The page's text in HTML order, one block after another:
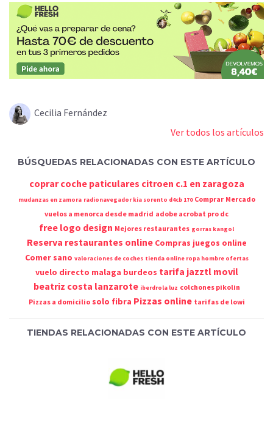
Cecilia Fernández
Ver todos los artículos
BÚSQUEDAS RELACIONADAS CON ESTE ARTÍCULO
coprar coche paticulares citroen c.1 en zaragoza
mudanzas en zamora radionavegador kia sorento d4cb 170 Comprar Mercado
vuelos a menorca desde madrid adobe acrobat pro dc
free logo design Mejores restaurantes gorras kangol
Reserva restaurantes online Compras juegos online
Comer sano valoraciones de coches tienda online ropa hombre ofertas
vuelo directo malaga burdeos tarifa jazztl movil
beatriz costa lanzarote iberdrola luz colchones pikolin
Pizzas a domicilio solo fibra Pizzas online tarifas de lowi
TIENDAS RELACIONADAS CON ESTE ARTÍCULO